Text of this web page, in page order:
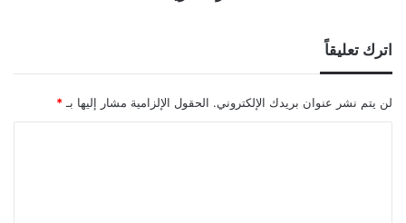
اترك تعليقاً
لن يتم نشر عنوان بريدك الإلكتروني. الحقول الإلزامية مشار إليها بـ *